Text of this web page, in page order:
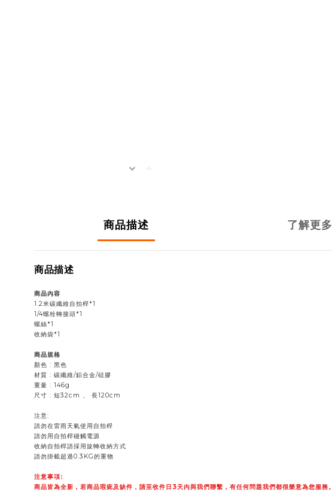
商品描述 了解更多
商品描述
商品內容
1.2米碳纖維自拍桿*1
1/4螺栓轉接頭*1
螺絲*1
收納袋*1
商品規格
顏色 : 黑色
材質 : 碳纖維/鋁合金/硅膠
重量 : 146g
尺寸 : 短32cm 、 長120cm
注意:
請勿在雷雨天氣使用自拍桿
請勿用自拍桿碰觸電源
收納自拍桿請採用旋轉收納方式
請勿掛載超過0.3KG的重物
注意事項:
商品皆為全新，若商品瑕疵及缺件，請至收件日3天內與我們聯繫，有任何問題我們都很樂意為您服務。